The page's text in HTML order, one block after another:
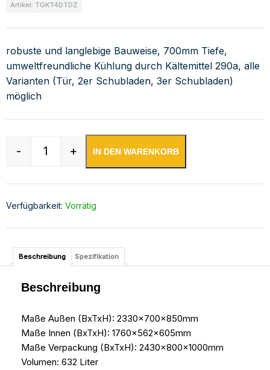
Artikel: TGKT4DTDZ
robuste und langlebige Bauweise, 700mm Tiefe,
umweltfreundliche Kühlung durch Kältemittel 290a, alle
Varianten (Tür, 2er Schubladen, 3er Schubladen)
möglich
Kühltisch -2 bis +8°C 2330x700x850mm mit 1x
- + IN DEN WARENKORB
Verfügbarkeit: Vorrätig
Beschreibung Spezifikation
Beschreibung
Maße Außen (BxTxH): 2330x700x850mm
Maße Innen (BxTxH): 1760x562x605mm
Maße Verpackung (BxTxH): 2430x800x1000mm
Volumen: 632 Liter